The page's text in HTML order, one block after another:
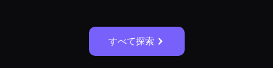
すべて探索